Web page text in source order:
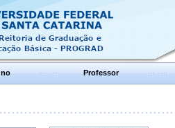
Professor